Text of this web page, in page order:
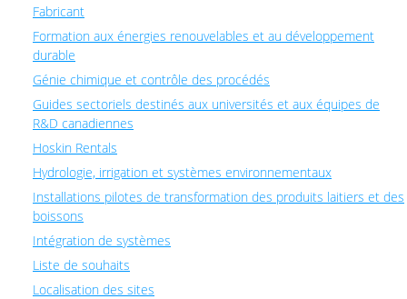
Fabricant
Formation aux énergies renouvelables et au développement
durable
Génie chimique et contrôle des procédés
Guides sectoriels destinés aux universités et aux équipes de
R&D canadiennes
Hoskin Rentals
Hydrologie, irrigation et systèmes environnementaux
Installations pilotes de transformation des produits laitiers et des
boissons
Intégration de systèmes
Liste de souhaits
Localisation des sites